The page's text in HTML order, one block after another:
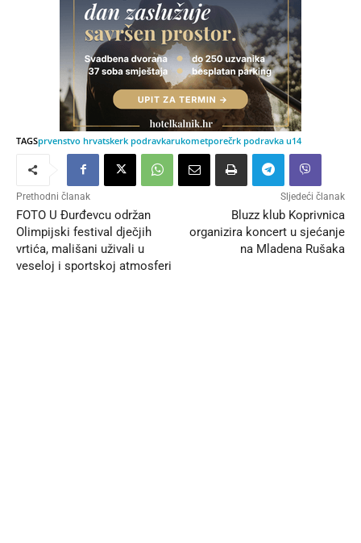
TAGSprvenstvo hrvatskerk podravkarukometporečrk podravka u14
Prethodni članak
FOTO U Đurđevcu održan
Olimpijski festival dječjih
vrtića, mališani uživali u
veseloj i sportskoj atmosferi
Sljedeći članak
Bluzz klub Koprivnica
organizira koncert u sjećanje
na Mladena Rušaka